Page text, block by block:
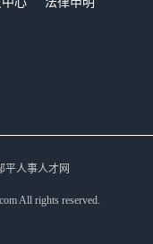
平人事人才网
All rights reserved.